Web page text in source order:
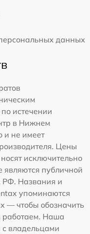
данных
истечении
в Нижнем
и не имеет
Цены
исключительно
являются публичной
РФ. Названия и
упоминаются
— чтобы обозначить
работаем. Наша
владельцами